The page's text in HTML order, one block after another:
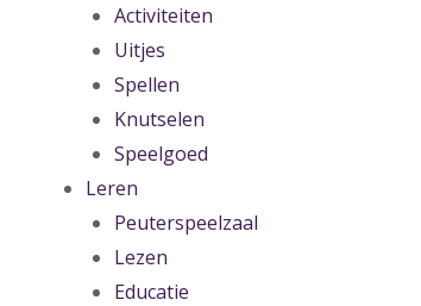
Activiteiten
Uitjes
Spellen
Knutselen
Speelgoed
Leren
Peuterspeelzaal
Lezen
Educatie